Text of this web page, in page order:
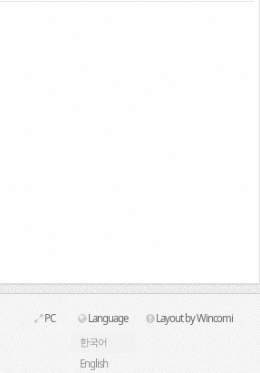
PC
Language
한국어
English
Layout by Wincomi